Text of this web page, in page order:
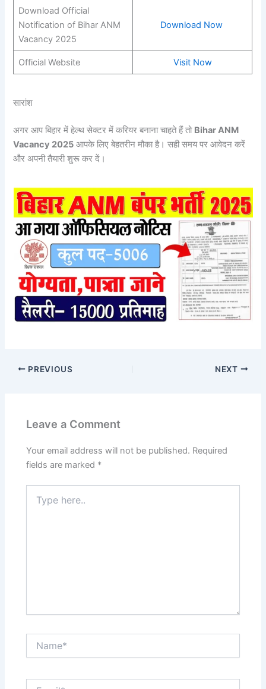
Download Official
Notification of Bihar ANM
Vacancy 2025
Download Now
Official Website Visit Now
सारांश
अगर आप बिहार में हेल्थ सेक्टर में करियर बनाना चाहते हैं तो Bihar ANM
Vacancy 2025 आपके लिए बेहतरीन मौका है। सही समय पर आवेदन करें
और अपनी तैयारी शुरू कर दें।
PREVIOUS NEXT
Leave a Comment
Your email address will not be published. Required
fields are marked *
here..